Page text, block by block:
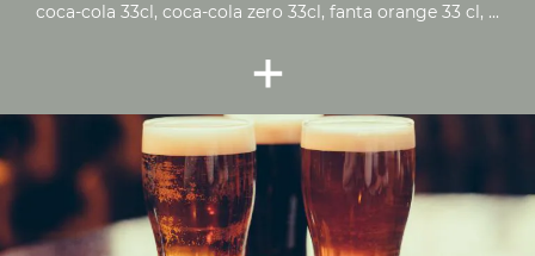
coca-cola 33cl, coca-cola zero 33cl, fanta orange 33 cl, ...
+